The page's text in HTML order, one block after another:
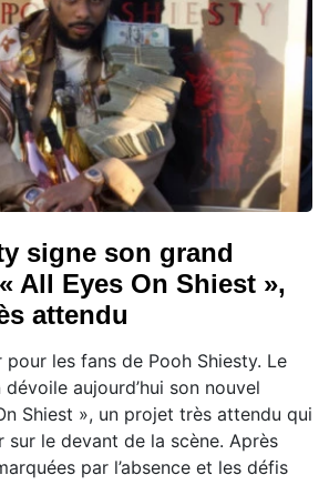
signe son grand
All Eyes On Shiest »,
attendu
pour les fans de Pooh Shiesty. Le
aujourd’hui son nouvel
Shiest », un projet très attendu qui
sur le devant de la scène. Après
par l’absence et les défis